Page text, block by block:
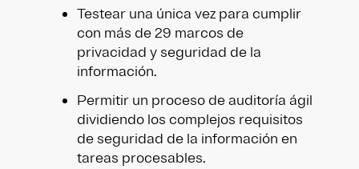
Testear una única vez para cumplir
con más de 29 marcos de
privacidad y seguridad de la
información.
Permitir un proceso de auditoría ágil
dividiendo los complejos requisitos
de seguridad de la información en
tareas procesables.